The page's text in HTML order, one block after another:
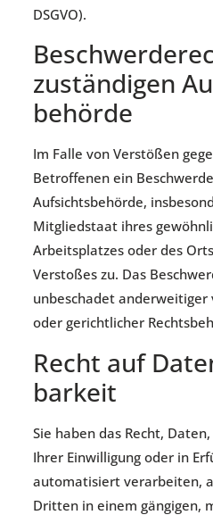
DSGVO).
zuständigen
behörde
Im Falle von Verstößen
Betroffenen ein
Aufsichtsbehörde,
Mitgliedstaat ihres
Arbeitsplatzes oder des
Verstoßes zu. Das
unbeschadet
oder gerichtlicher
Recht auf
barkeit
Sie haben das Recht,
Ihrer Einwilligung oder in
automatisiert verarbeiten,
Dritten in einem gängigen,